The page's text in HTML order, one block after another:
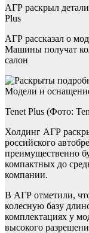
АГР раскрыл
Plus
АГР рассказал о
Машины получат
салон
Tenet Plus (Фото:
Холдинг АГР
российского
преимущественно
компактных до
компании.
В АГР отметили,
колесную базу
комплектациях у
высокого